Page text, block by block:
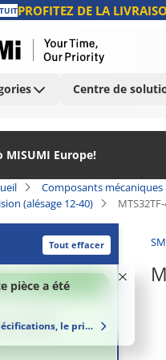
PROFITEZ DE LA
Centre de
MISUMI Europe!
Composants mécaniques
(alésage 12-40)
Tout effacer
100%
pièce a été
le prix et le délai de
principal